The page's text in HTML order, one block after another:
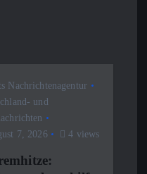
Nachrichtenagentur
und
7, 2026
4 views